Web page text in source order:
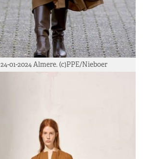
24-01-2024 Almere. (c)PPE/Nieboer